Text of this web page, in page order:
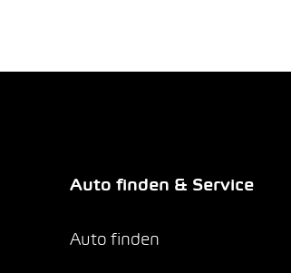
Auto finden & Service
Auto finden